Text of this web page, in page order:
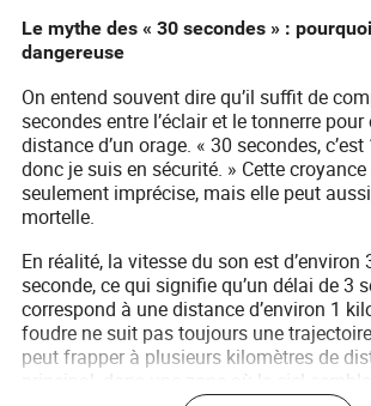
Le mythe des « 30 secondes » :
dangereuse
On entend souvent dire qu’il suffit de
secondes entre l’éclair et le tonnerre pour
distance d’un orage. « 30 secondes,
donc je suis en sécurité. » Cette
seulement imprécise, mais elle peut aussi
mortelle.
En réalité, la vitesse du son est d’environ
seconde, ce qui signifie qu’un délai de 3
correspond à une distance d’environ 1
foudre ne suit pas toujours une
peut frapper à plusieurs kilomètres de
principal, dans une zone où le ciel semble